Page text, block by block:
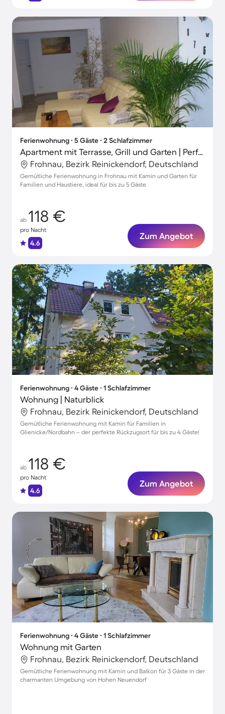
Ferienwohnung ∙ 5 Gäste ∙ 2 Schlafzimmer
Apartment mit Terrasse, Grill und Garten | Perfekt für die Arbeit von Zuhause
Frohnau, Bezirk Reinickendorf, Deutschland
Gemütliche Ferienwohnung in Frohnau mit Kamin und Garten für
Familien und Haustiere, ideal für bis zu 5 Gäste
ab 118 €
pro Nacht
4.6
Zum Angebot
Ferienwohnung ∙ 4 Gäste ∙ 1 Schlafzimmer
Wohnung | Naturblick
Frohnau, Bezirk Reinickendorf, Deutschland
Gemütliche Ferienwohnung mit Kamin für Familien in
Glienicke/Nordbahn – der perfekte Rückzugsort für bis zu 4 Gäste!
ab 118 €
pro Nacht
4.6
Zum Angebot
Ferienwohnung ∙ 4 Gäste ∙ 1 Schlafzimmer
Wohnung mit Garten
Frohnau, Bezirk Reinickendorf, Deutschland
Gemütliche Ferienwohnung mit Kamin und Balkon für 3 Gäste in der
charmanten Umgebung von Hohen Neuendorf